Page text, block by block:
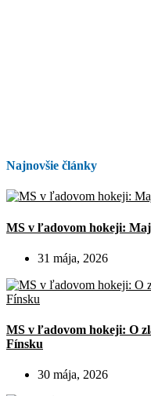
Najnovšie články
MS v ľadovom hokeji:
31 mája, 2026
MS v ľadovom hokeji: O
Fínsku
30 mája, 2026